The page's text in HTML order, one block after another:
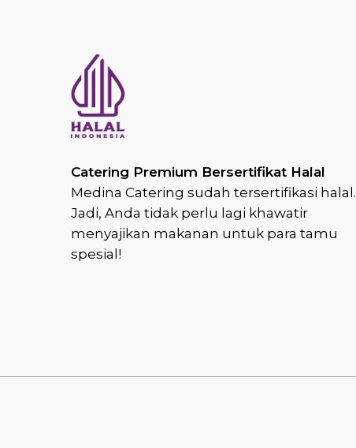
Catering Premium Bersertifikat Halal
Medina Catering sudah tersertifikasi halal.
Jadi, Anda tidak perlu lagi khawatir
menyajikan makanan untuk para tamu
spesial!